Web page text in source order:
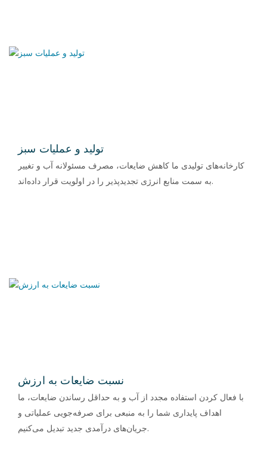
تولید و عملیات سبز
کارخانه‌های تولیدی ما کاهش ضایعات، مصرف مسئولانه آب و تغییر
به سمت منابع انرژی تجدیدپذیر را در اولویت قرار داده‌اند.
نسبت ضایعات به ارزش
با فعال کردن استفاده مجدد از آب و به حداقل رساندن ضایعات، ما
اهداف پایداری شما را به منبعی برای صرفه‌جویی عملیاتی و
جریان‌های درآمدی جدید تبدیل می‌کنیم.